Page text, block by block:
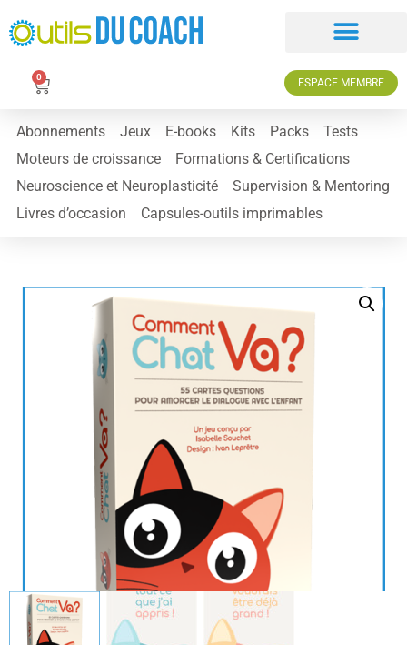
0 ESPACE MEMBRE
Abonnements Jeux E-books Kits Packs
Tests
Moteurs de croissance
Formations & Certifications
Neuroscience et Neuroplasticité
Supervision & Mentoring
Livres d’occasion
Capsules-outils imprimables